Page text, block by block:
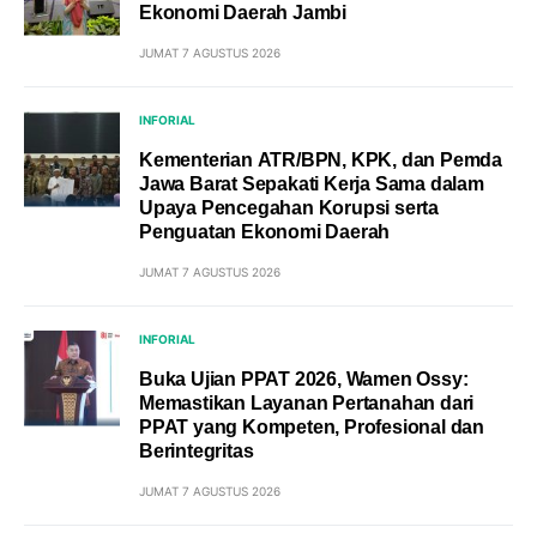
Ekonomi Daerah Jambi
JUMAT 7 AGUSTUS 2026
INFORIAL
Kementerian ATR/BPN, KPK, dan Pemda
Jawa Barat Sepakati Kerja Sama dalam
Upaya Pencegahan Korupsi serta
Penguatan Ekonomi Daerah
JUMAT 7 AGUSTUS 2026
INFORIAL
Buka Ujian PPAT 2026, Wamen Ossy:
Memastikan Layanan Pertanahan dari
PPAT yang Kompeten, Profesional dan
Berintegritas
JUMAT 7 AGUSTUS 2026